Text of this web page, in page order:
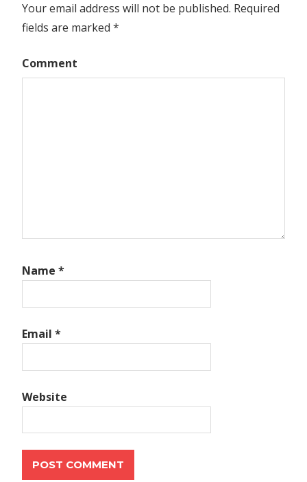
Your email address will not be published. Required
fields are marked *
Comment
Name *
Email *
Website